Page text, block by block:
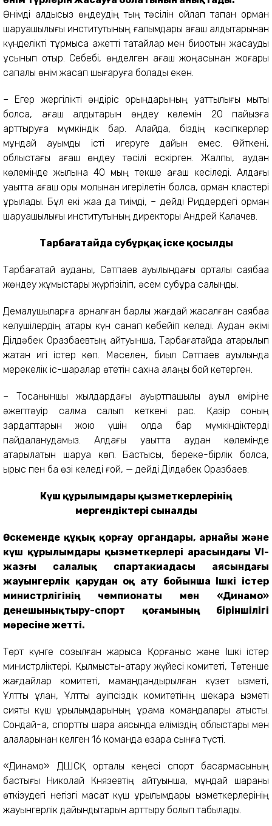
Өнімді қалдықсыз өңдеудің тың тәсілін ойлап тапқан орман
шаруашылығы институтының ғалымдары ағаш қалдықтарынан
күнделікті тұрмысқа қажетті тақтайлар мен биоотын жасауды
ұсынып отыр. Себебі, өңделген ағаш жоңқасынан жоғары
сапалы өнім жасап шығаруға болады екен.
– Егер жергілікті өндіріс орындарының қуаттылығы мықты
болса, ағаш қалдықтарын өңдеу көлемін 20 пайызға
арттыруға мүмкіндік бар. Алайда, біздің кәсіпкерлер
мұндай ауқымды істі игеруге дайын емес. Өйткені,
облыстағы ағаш өңдеу тәсілі ескірген. Жалпы, аудан
көлемінде жылына 40 мың текше ағаш кесіледі. Алдағы
уақытта ағаш қоры молынан игерілетін болса, орман кластері
құрылады. Бұл екі жаққа да тиімді, – дейді Риддердегі орман
шаруашылығы институтының директоры Андрей Калачев.
Тарбағатайда субұрқақ іске қосылды
Тарбағатай ауданы, Сәтпаев ауылындағы орталық саябаққа
жөндеу жұмыстары жүргізіліп, әсем субұрқақ салынды.
Демалушыларға арналған барлық жағдай жасалған саябаққа
келушілердің қатары күн санап көбейіп келеді. Аудан әкімі
Ділдәбек Оразбаевтың айтуынша, Тарбағатайда атқарылып
жатқан игі істер көп. Мәселен, биыл Сәтпаев ауылында
мерекелік іс-шаралар өтетін сахна алаңы бой көтерген.
– Тоқсаныншы жылдардағы ауыртпашылық ауыл өміріне
әжептәуір салмақ салып кеткені рас. Қазір соның
зардаптарын жою үшін қолда бар мүмкіндіктерді
пайдаланудамыз. Алдағы уақытта аудан көлемінде
атқарылатын шаруа көп. Бастысы, береке-бірлік болса,
ырыс пен бақ өзі келеді ғой, — дейді Ділдәбек Оразбаев.
Күш құрылымдары қызметкерлерінің
мергендіктері сыналды
Өскеменде құқық қорғау органдары, арнайы және
күш құрылымдары қызметкерлері арасындағы VI-
жазғы салалық спартакиадасы аясындағы
жауынгерлік қарудан оқ ату бойынша Ішкі істер
министрлігінің чемпионаты мен «Динамо»
денешынықтыру-спорт қоғамының біріншілігі
мәресіне жетті.
Төрт күнге созылған жарысқа Қорғаныс және Ішкі істер
министрліктері, Қылмыстық-атқару жүйесі комитеті, Төтенше
жағдайлар комитеті, мамандандырылған күзет қызметі,
Ұлттық ұлан, Ұлттық қауіпсіздік комитетінің шекара қызметі
сияқты күш құрылымдарының құрама командалары қатысты.
Сондай-ақ, спорттық шара аясында еліміздің облыстары мен
қалаларынан келген 16 команда өзара сынға түсті.
«Динамо» ДШСҚ орталық кеңесі спорт басқармасының
бастығы Николай Князевтің айтуынша, мұндай шараны
өткізудегі негізгі мақсат күш құрылымдары қызметкерлерінің
жауынгерлік дайындықтарын арттыру болып табылады.